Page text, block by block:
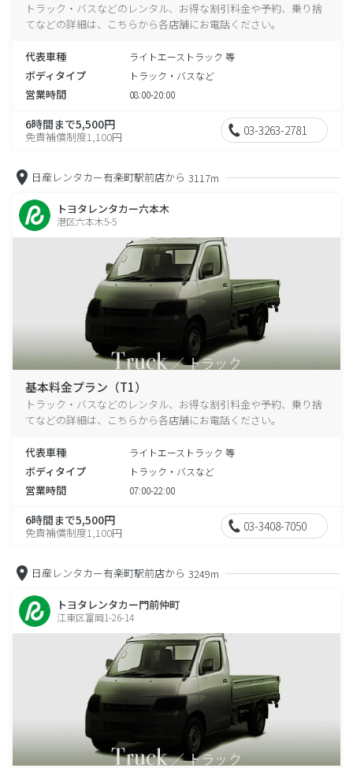
トラック・バスなどのレンタル、お得な割引料金や予約、乗り捨
てなどの詳細は、こちらから各店舗にお電話ください。
代表車種 ライトエーストラック 等
ボディタイプ トラック・バスなど
営業時間 08:00-20:00
6時間まで5,500円
免責補償制度1,100円 03-3263-2781
日産レンタカー有楽町駅前店から 3117m
トヨタレンタカー六本木
港区六本木5-5
基本料金プラン（T1）
トラック・バスなどのレンタル、お得な割引料金や予約、乗り捨
てなどの詳細は、こちらから各店舗にお電話ください。
代表車種 ライトエーストラック 等
ボディタイプ トラック・バスなど
営業時間 07:00-22:00
6時間まで5,500円
免責補償制度1,100円 03-3408-7050
日産レンタカー有楽町駅前店から 3249m
トヨタレンタカー門前仲町
江東区富岡1-26-14